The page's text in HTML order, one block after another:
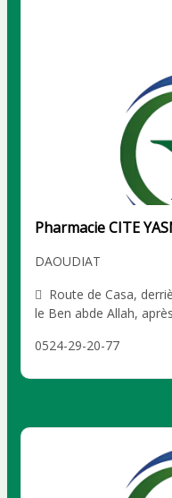
Pharmacie CITE
DAOUDIAT
Route de Casa,
le Ben abde Allah,
0524-29-20-77